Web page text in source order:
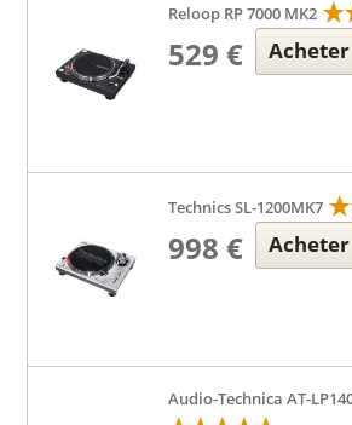
Reloop RP 7000 MK2
529 € Acheter
Technics SL-1200MK7
998 € Acheter
Audio-Technica AT-